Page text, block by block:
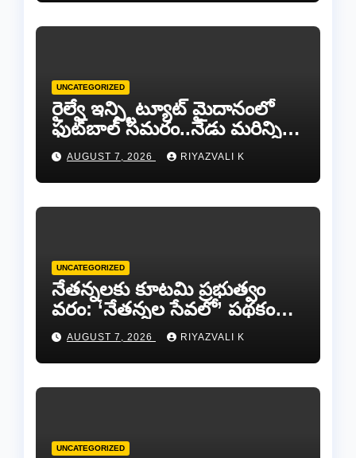
UNCATEGORIZED
రైల్వే ఇన్స్టిట్యూట్ మైదానంలో
ఫుట్‌బాల్ సమరం..నేడు మరిన్ని
జట్లు సిద్ధం!.
AUGUST 7, 2026 RIYAZVALI K
UNCATEGORIZED
​నేతన్నలకు కూటమి ప్రభుత్వం
వరం: ‘నేతన్నల సేవలో’ పథకం
ద్వారా ఏటా ₹25,000 ఆర్థిక
సాయం!
AUGUST 7, 2026 RIYAZVALI K
UNCATEGORIZED